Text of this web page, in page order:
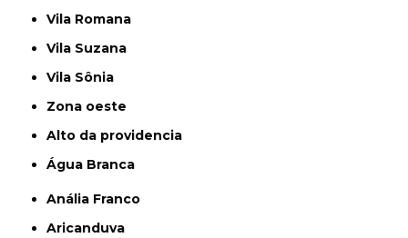
Vila Romana
Vila Suzana
Vila Sônia
Zona oeste
alto da providencia
Água Branca
Anália Franco
Aricanduva